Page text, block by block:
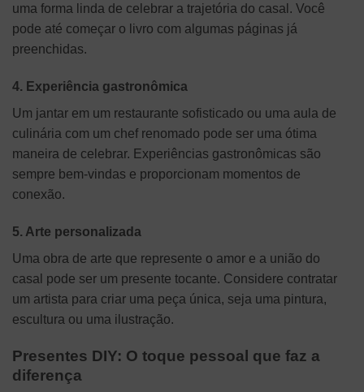
uma forma linda de celebrar a trajetória do casal. Você
pode até começar o livro com algumas páginas já
preenchidas.
4. Experiência gastronômica
Um jantar em um restaurante sofisticado ou uma aula de
culinária com um chef renomado pode ser uma ótima
maneira de celebrar. Experiências gastronômicas são
sempre bem-vindas e proporcionam momentos de
conexão.
5. Arte personalizada
Uma obra de arte que represente o amor e a união do
casal pode ser um presente tocante. Considere contratar
um artista para criar uma peça única, seja uma pintura,
escultura ou uma ilustração.
Presentes DIY: O toque pessoal que faz a
diferença